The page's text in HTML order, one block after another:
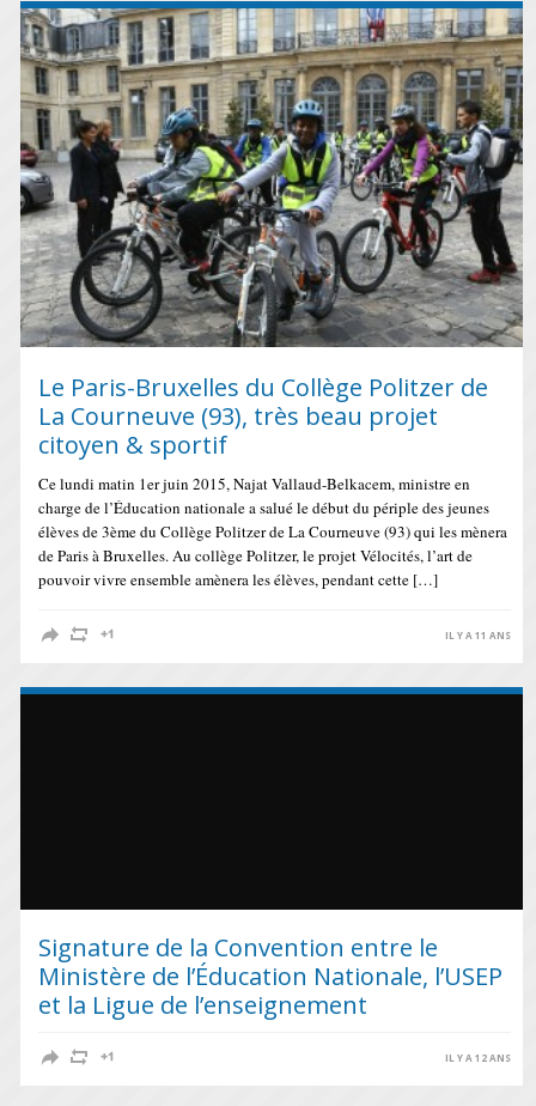
Le Paris-Bruxelles du Collège Politzer de
La Courneuve (93), très beau projet
citoyen & sportif
Ce lundi matin 1er juin 2015, Najat Vallaud-Belkacem, ministre en
charge de l’Éducation nationale a salué le début du périple des jeunes
élèves de 3ème du Collège Politzer de La Courneuve (93) qui les mènera
de Paris à Bruxelles. Au collège Politzer, le projet Vélocités, l’art de
pouvoir vivre ensemble amènera les élèves, pendant cette […]
IL Y A 11 ANS
Signature de la Convention entre le
Ministère de l’Éducation Nationale, l’USEP
et la Ligue de l’enseignement
IL Y A 12 ANS